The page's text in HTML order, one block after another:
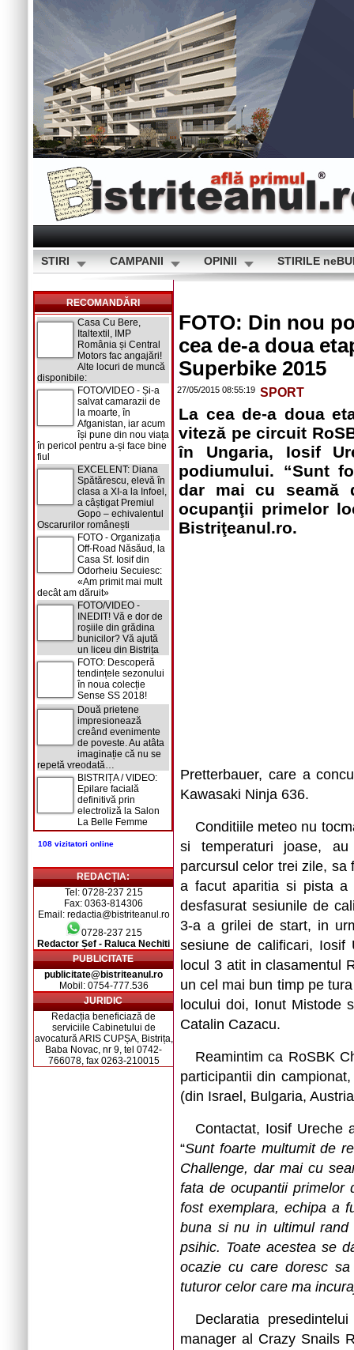
STIRI CAMPANII OPINII STIRILE
RECOMANDĂRI
Casa Cu Bere,
Italtextil, IMP
România și Central
Motors fac angajări!
Alte locuri de muncă
disponibile:
FOTO/VIDEO - Și-a
salvat camarazii de
la moarte, în
Afganistan, iar acum
își pune din nou viața
în pericol pentru a-și face bine
fiul
EXCELENT: Diana
Spătărescu, elevă în
clasa a XI-a la Infoel,
a câștigat Premiul
Gopo – echivalentul
Oscarurilor românești
FOTO - Organizația
Off-Road Năsăud, la
Casa Sf. Iosif din
Odorheiu Secuiesc:
«Am primit mai mult
decât am dăruit»
FOTO/VIDEO -
INEDIT! Vă e dor de
roșiile din grădina
bunicilor? Vă ajută
un liceu din Bistrița
FOTO: Descoperă
tendințele sezonului
în noua colecție
Sense SS 2018!
Două prietene
impresionează
creând evenimente
de poveste. Au atâta
imaginație că nu se
repetă vreodată…
BISTRIȚA / VIDEO:
Epilare facială
definitivă prin
electroliză la Salon
La Belle Femme
108 vizitatori online
REDACȚIA:
Tel: 0728-237 215
Fax: 0363-814306
Email: redactia@bistriteanul.ro
0728-237 215
Redactor Șef - Raluca Nechiti
PUBLICITATE
publicitate@bistriteanul.ro
Mobil: 0754-777.536
JURIDIC
Redacția beneficiază de
serviciile Cabinetului de
avocatură ARIS CUPȘA, Bistrița,
Baba Novac, nr 9, tel 0742-
766078, fax 0263-210015
FOTO: Din nou
cea de-a doua
Superbike 2015
27/05/2015 08:55:19 SPORT
La cea de-a doua
viteză pe circuit
în Ungaria, Iosif
podiumului. “Sunt
dar mai cu seamă
ocupanţii primelor
Bistriţeanul.ro.
Pretterbauer, care a
Kawasaki Ninja 636.
Conditiile meteo nu
si temperaturi joase,
parcursul celor trei zile, sa
a facut aparitia si pista a
desfasurat sesiunile de
3-a a grilei de start, in
sesiune de calificari, Iosif
locul 3 atit in clasamentul
un cel mai bun timp pe
locului doi, Ionut Mistode
Catalin Cazacu.
Reamintim ca RoSBK
participantii din
(din Israel, Bulgaria,
Contactat, Iosif Ureche
“Sunt foarte multumit de
Challenge, dar mai cu
fata de ocupantii primelor
fost exemplara, echipa a
buna si nu in ultimul
psihic. Toate acestea se
ocazie cu care doresc
tuturor celor care ma
Declaratia
manager al Crazy Snails